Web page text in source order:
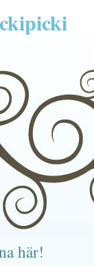
här!